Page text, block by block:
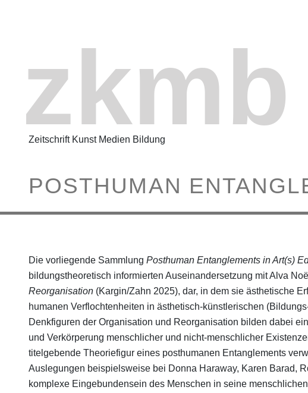
zkmb
Zeitschrift Kunst Medien Bildung
POSTHUMAN
Die vorliegende Sammlung Posthuman Entanglements in Art(s)
bildungstheoretisch informierten Auseinandersetzung mit Alva
Reorganisation (Kargin/Zahn 2025), dar, in dem sie ästhetische
humanen Verflochtenheiten in ästhetisch-künstlerischen
Denkfiguren der Organisation und Reorganisation bilden dabei
und Verkörperung menschlicher und nicht-menschlicher
titelgebende Theoriefigur eines posthumanen Entanglements
Auslegungen beispielsweise bei Donna Haraway, Karen Barad,
komplexe Eingebundensein des Menschen in seine